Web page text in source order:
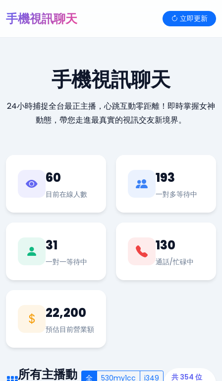
手機視訊聊天 立即更新
手機視訊聊天
24小時捕捉全台最正主播，心跳互動零距離！即時掌握女神
動態，帶您走進最真實的視訊交友新境界。
60
目前在線人數
193
一對多等待中
31
一對一等待中
130
通話/忙碌中
22,200
預估目前營業額
所有主播動
全
530my1cc i349
共 354 位